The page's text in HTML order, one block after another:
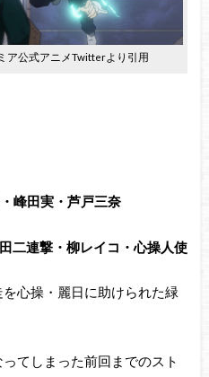
ア公式アニメTwitterより引用
峰田実・芦戸三奈
二連撃・柳レイコ・心操人使
心操・麗日に助けられた緑
てしまった前回までのスト